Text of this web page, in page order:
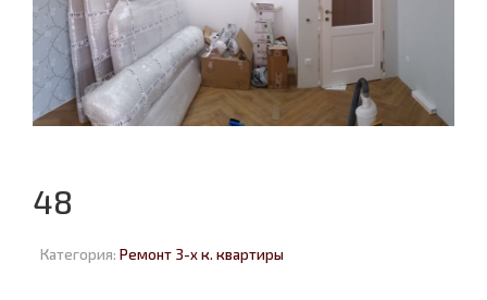
48
Категория: Ремонт 3-х к. квартиры